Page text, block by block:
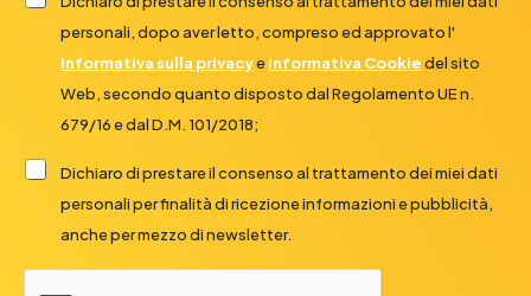
personali, dopo aver letto, compreso ed approvato l'
Informativa sulla privacyeinformativa Cookie
Web, secondo quanto disposto dal Regolamento UE n.
679/16 e dal D.M. 101/2018;
Dichiaro di prestare il consenso al trattamento dei miei dati
personali per finalità di ricezione informazioni e pubblicità,
anche per mezzo di newsletter.